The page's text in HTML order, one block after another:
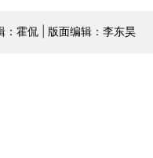
：霍侃 | 版面编辑：李东昊